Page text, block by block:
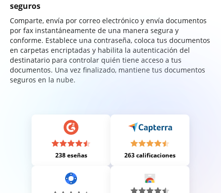
seguros
Comparte, envía por correo electrónico y envía documentos
por fax instantáneamente de una manera segura y
conforme. Establece una contraseña, coloca tus documentos
en carpetas encriptadas y habilita la autenticación del
destinatario para controlar quién tiene acceso a tus
documentos. Una vez finalizado, mantiene tus documentos
seguros en la nube.
238 eseñas 263 calificaciones